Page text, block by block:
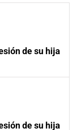
de su hija
de su hija